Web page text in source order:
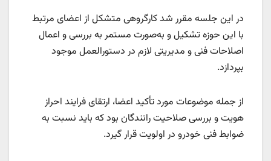
در این جلسه مقرر شد کارگروهی متشکل از اعضای مرتبط
با این حوزه تشکیل و به‌صورت مستمر به بررسی و اعمال
اصلاحات فنی و مدیریتی لازم در دستورالعمل موجود
بپردازد.
از جمله موضوعات مورد تأکید اعضا، ارتقای فرایند احراز
هویت و بررسی صلاحیت رانندگان بود که باید نسبت به
ضوابط فنی خودرو در اولویت قرار گیرد.